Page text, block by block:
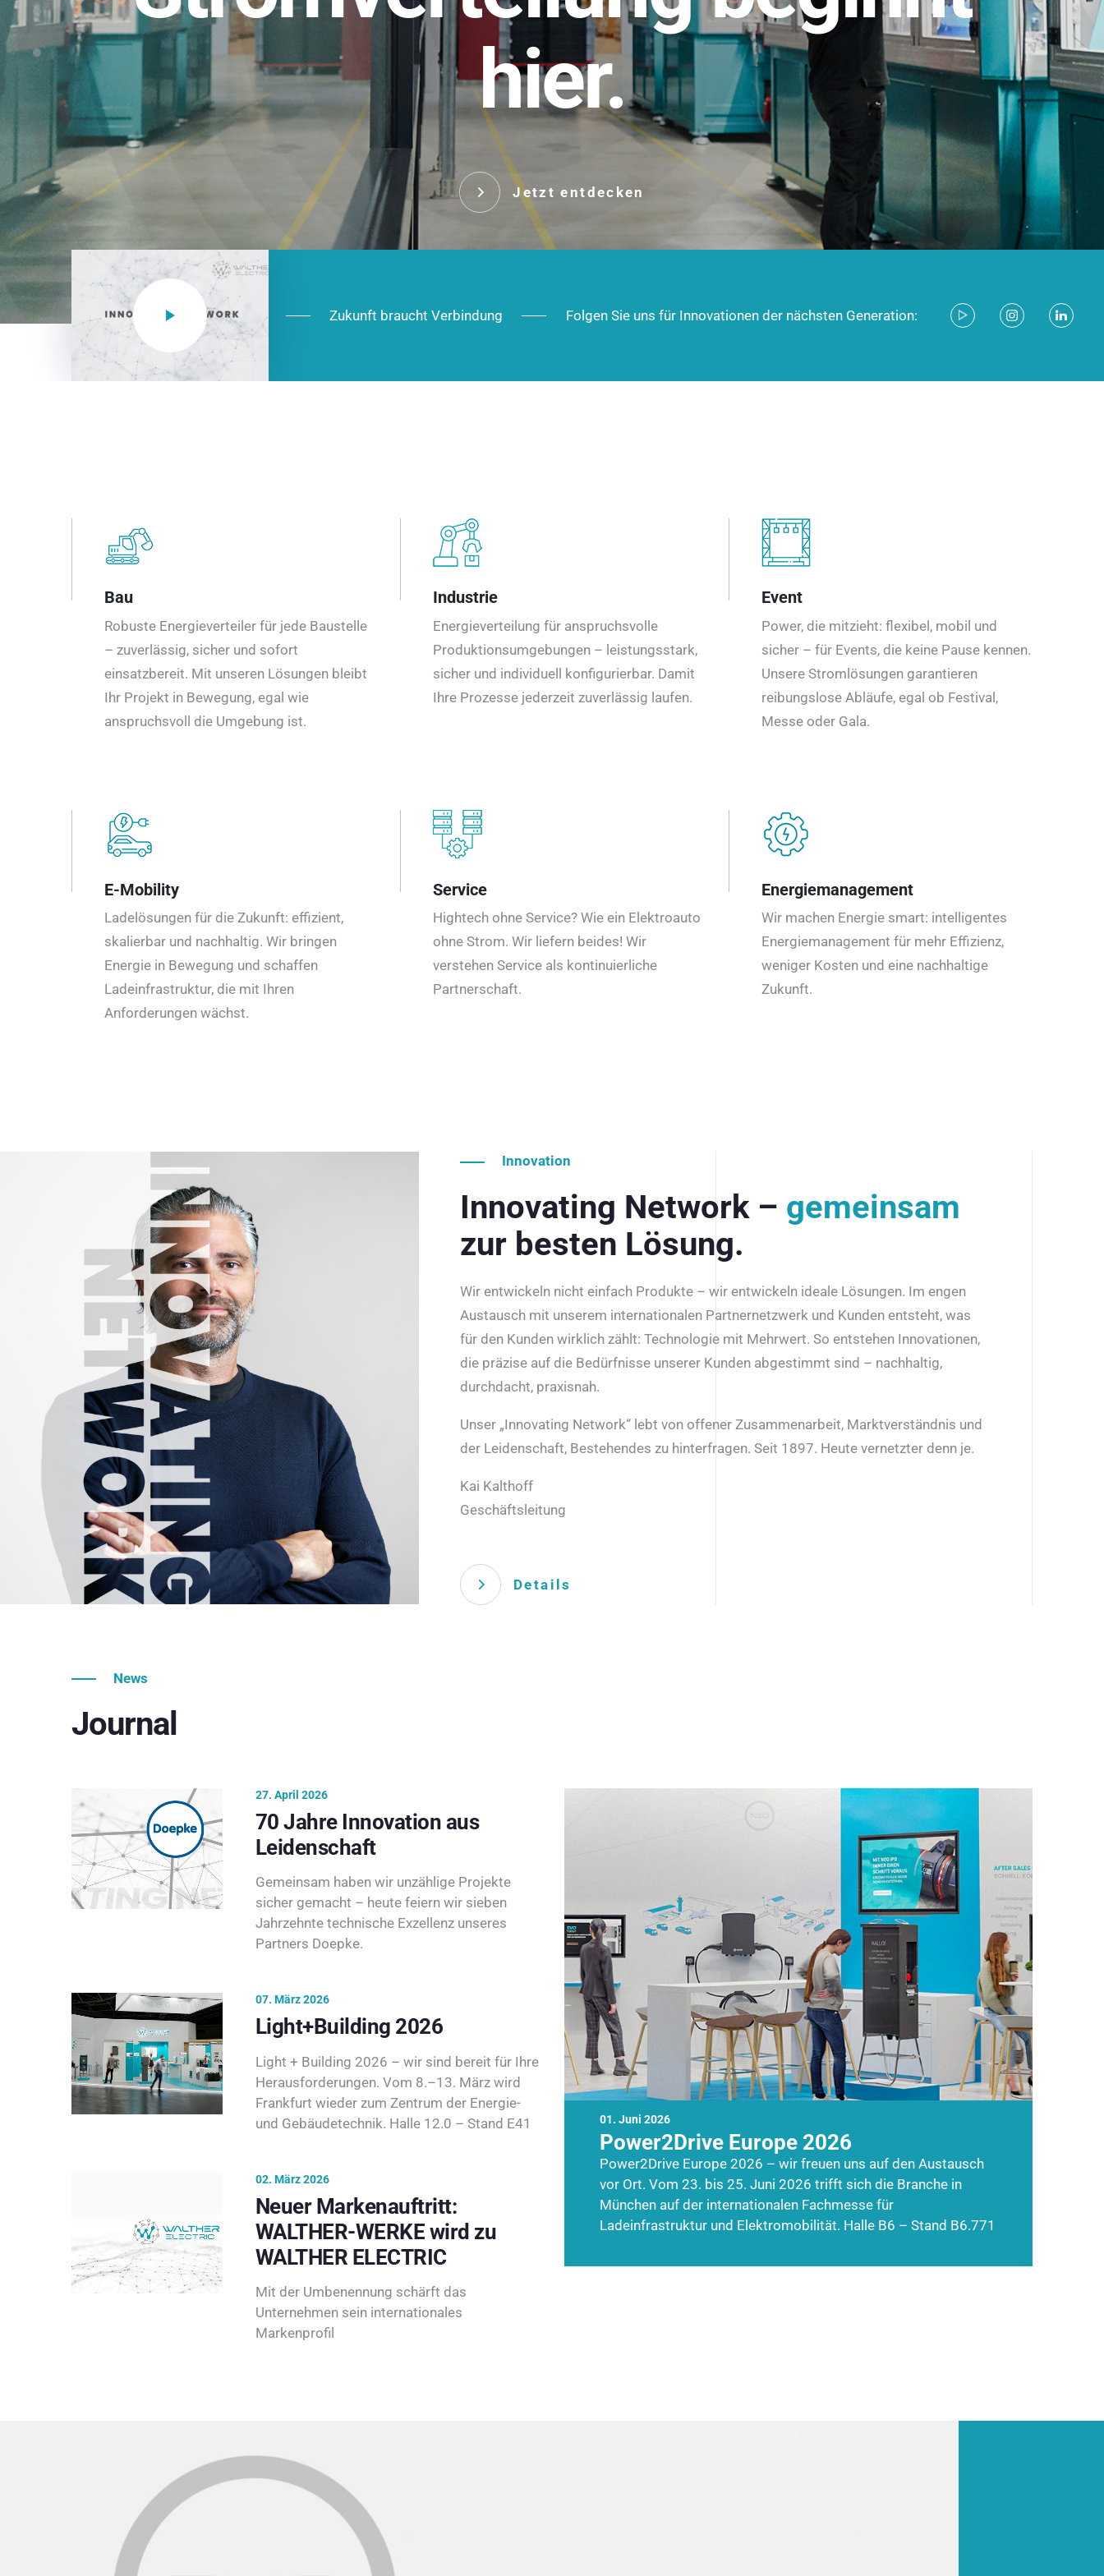
hier.
Jetzt entdecken
NEO CEE: Energieverteilung mit System. Robust im Alltag,
effizient in der Installation, zukunftsfähig im Ausbau.
Das innovative Stecksystem für industrielle Anwendungen –
robust, IP-geschützt und zukunftsfähig.
Jetzt entdecken
Zukunft braucht Verbindung Folgen Sie uns für Innovationen der nächsten Generation:
Bau
Robuste Energieverteiler für jede Baustelle
– zuverlässig, sicher und sofort
einsatzbereit. Mit unseren Lösungen bleibt
Ihr Projekt in Bewegung, egal wie
anspruchsvoll die Umgebung ist.
Industrie
Energieverteilung für anspruchsvolle
Produktionsumgebungen – leistungsstark,
sicher und individuell konfigurierbar. Damit
Ihre Prozesse jederzeit zuverlässig laufen.
Event
Power, die mitzieht: flexibel, mobil und
sicher – für Events, die keine Pause kennen.
Unsere Stromlösungen garantieren
reibungslose Abläufe, egal ob Festival,
Messe oder Gala.
E-Mobility
Ladelösungen für die Zukunft: effizient,
skalierbar und nachhaltig. Wir bringen
Energie in Bewegung und schaffen
Ladeinfrastruktur, die mit Ihren
Anforderungen wächst.
Service
Hightech ohne Service? Wie ein Elektroauto
ohne Strom. Wir liefern beides! Wir
verstehen Service als kontinuierliche
Partnerschaft.
Energiemanagement
Wir machen Energie smart: intelligentes
Energiemanagement für mehr Effizienz,
weniger Kosten und eine nachhaltige
Zukunft.
Innovation
Innovating Network – gemeinsam
zur besten Lösung.
Wir entwickeln nicht einfach Produkte – wir entwickeln ideale Lösungen. Im engen
Austausch mit unserem internationalen Partnernetzwerk und Kunden entsteht, was
für den Kunden wirklich zählt: Technologie mit Mehrwert. So entstehen Innovationen,
die präzise auf die Bedürfnisse unserer Kunden abgestimmt sind – nachhaltig,
durchdacht, praxisnah.
Unser „Innovating Network“ lebt von offener Zusammenarbeit, Marktverständnis und
der Leidenschaft, Bestehendes zu hinterfragen. Seit 1897. Heute vernetzter denn je.
Kai Kalthoff
Geschäftsleitung
Details
News
Journal
01. Juni 2026
Power2Drive Europe 2026
Power2Drive Europe 2026 – wir freuen uns auf den Austausch
vor Ort. Vom 23. bis 25. Juni 2026 trifft sich die Branche in
München auf der internationalen Fachmesse für
Ladeinfrastruktur und Elektromobilität. Halle B6 – Stand B6.771
27. April 2026
70 Jahre Innovation aus
Leidenschaft
Gemeinsam haben wir unzählige Projekte
sicher gemacht – heute feiern wir sieben
Jahrzehnte technische Exzellenz unseres
Partners Doepke.
07. März 2026
Light+Building 2026
Light + Building 2026 – wir sind bereit für Ihre
Herausforderungen. Vom 8.–13. März wird
Frankfurt wieder zum Zentrum der Energie-
und Gebäudetechnik. Halle 12.0 – Stand E41
02. März 2026
Neuer Markenauftritt:
WALTHER-WERKE wird zu
WALTHER ELECTRIC
Mit der Umbenennung schärft das
Unternehmen sein internationales
Markenprofil